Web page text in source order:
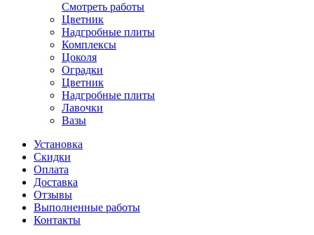
Смотреть работы
Цветник
Надгробные плиты
Комплексы
Цоколя
Оградки
Цветник
Надгробные плиты
Лавочки
Вазы
Установка
Скидки
Оплата
Доставка
Отзывы
Выполненные работы
Контакты